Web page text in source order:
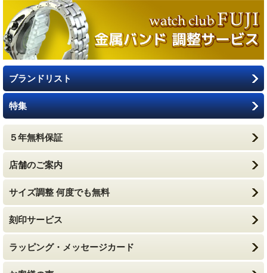
ブランドリスト
特集
５年無料保証
店舗のご案内
サイズ調整 何度でも無料
刻印サービス
ラッピング・メッセージカード